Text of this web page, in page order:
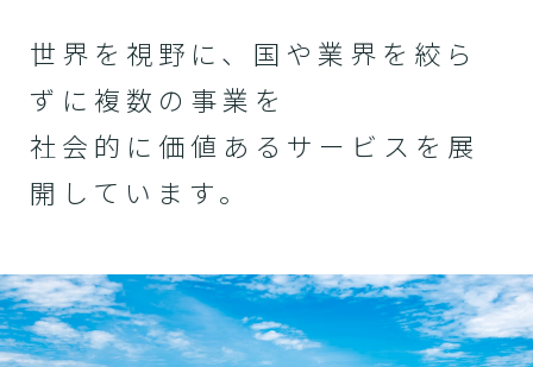
世界を視野に、国や業界を絞ら
ずに複数の事業を
社会的に価値あるサービスを展
開しています。